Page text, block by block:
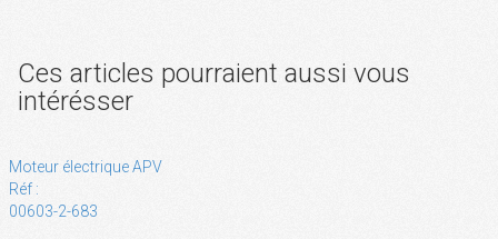
Ces articles pourraient aussi vous
intérésser
Moteur électrique APV
Réf :
00603-2-683